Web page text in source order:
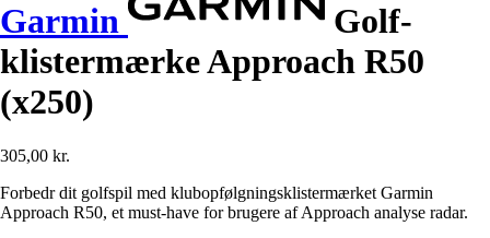
Garmin
Golf-
klistermærke Approach R50
(x250)
305,00 kr.
Forbedr dit golfspil med klubopfølgningsklistermærket Garmin
Approach R50, et must-have for brugere af Approach analyse radar.